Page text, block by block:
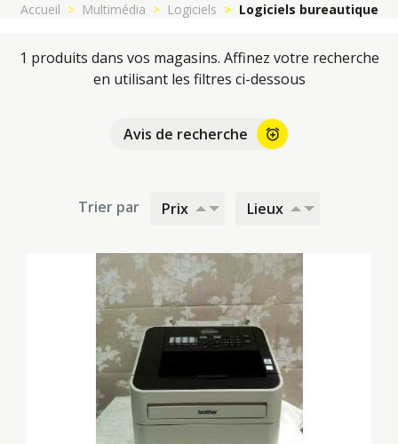
Accueil Multimédia Logiciels Logiciels bureautique
1 produits dans vos magasins. Affinez votre recherche
en utilisant les filtres ci-dessous
Avis de recherche alarm_add
Trier par Prix Lieux